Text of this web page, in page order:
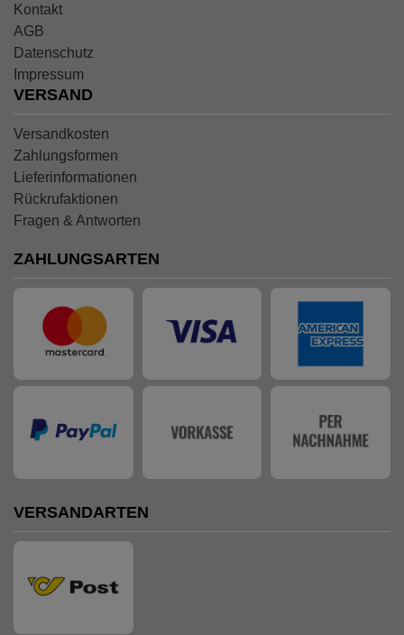
Kontakt
AGB
Datenschutz
Impressum
VERSAND
Versandkosten
Zahlungsformen
Lieferinformationen
Rückrufaktionen
Fragen & Antworten
ZAHLUNGSARTEN
VERSANDARTEN